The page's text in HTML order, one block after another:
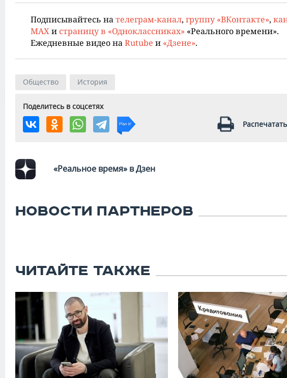
Подписывайтесь на телеграм-канал, группу «ВКонтакте»,
MAX и страницу в «Одноклассниках» «Реального времени».
Ежедневные видео на Rutube и «Дзене».
Общество История
Поделитесь в соцсетях
«Реальное время» в Дзен
НОВОСТИ ПАРТНЕРОВ
ЧИТАЙТЕ ТАКЖЕ